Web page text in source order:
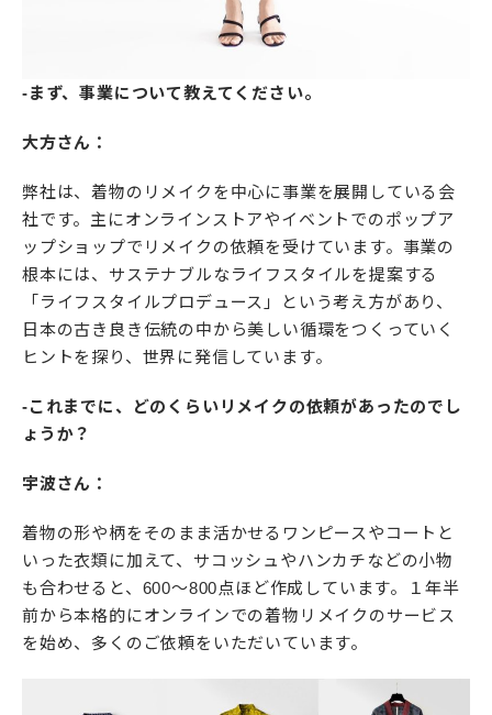
-まず、事業について教えてください。
大方さん：
弊社は、着物のリメイクを中心に事業を展開している会
社です。主にオンラインストアやイベントでのポップア
ップショップでリメイクの依頼を受けています。事業の
根本には、サステナブルなライフスタイルを提案する
「ライフスタイルプロデュース」という考え方があり、
日本の古き良き伝統の中から美しい循環をつくっていく
ヒントを探り、世界に発信しています。
-これまでに、どのくらいリメイクの依頼があったのでし
ょうか？
宇波さん：
着物の形や柄をそのまま活かせるワンピースやコートと
いった衣類に加えて、サコッシュやハンカチなどの小物
も合わせると、600〜800点ほど作成しています。１年半
前から本格的にオンラインでの着物リメイクのサービス
を始め、多くのご依頼をいただいています。